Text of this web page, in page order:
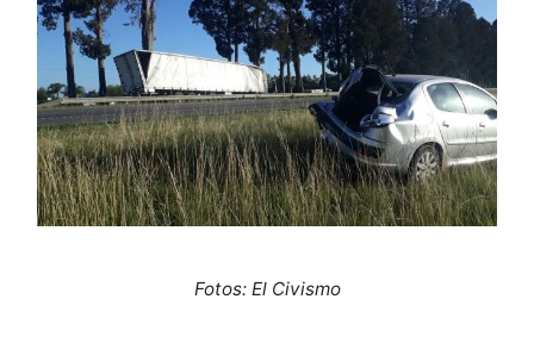
Fotos: El Civismo